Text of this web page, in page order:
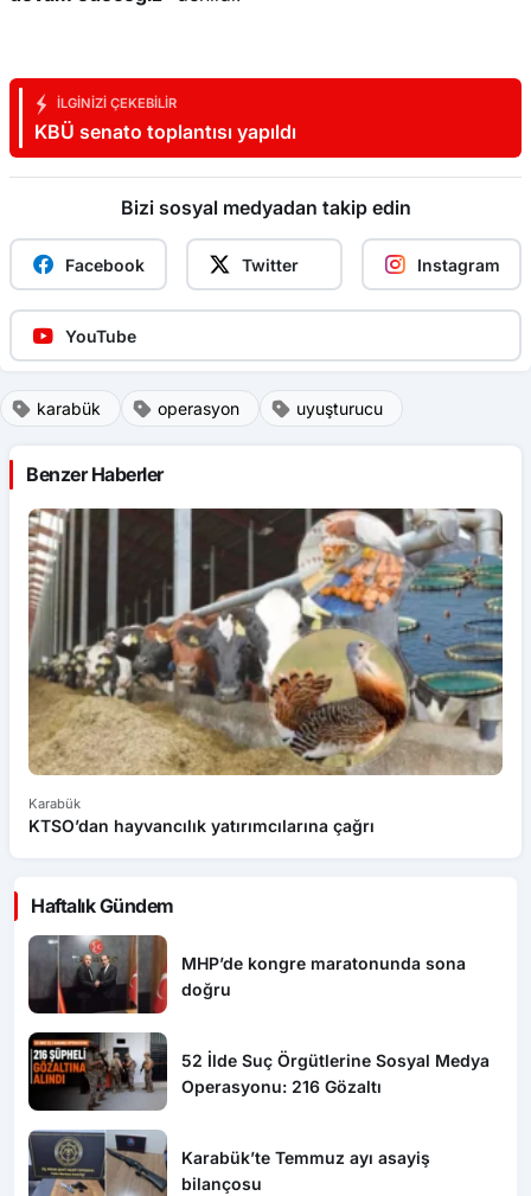
İLGINIZI ÇEKEBILIR
KBÜ senato toplantısı yapıldı
Bizi sosyal medyadan takip edin
Facebook Twitter Instagram
YouTube
karabük operasyon uyuşturucu
Benzer Haberler
Karabük
KTSO’dan hayvancılık yatırımcılarına çağrı
Haftalık Gündem
MHP’de kongre maratonunda sona
doğru
52 İlde Suç Örgütlerine Sosyal Medya
Operasyonu: 216 Gözaltı
Karabük’te Temmuz ayı asayiş
bilançosu